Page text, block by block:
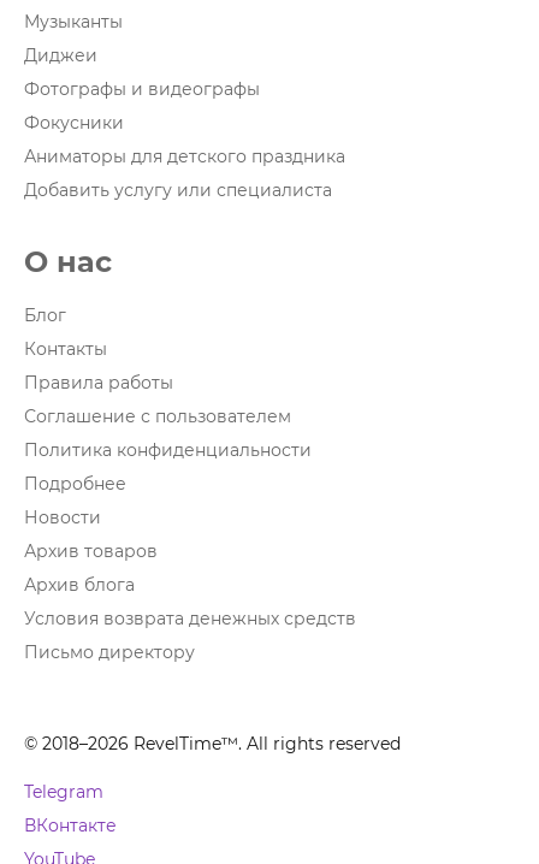
Музыканты
Диджеи
Фотографы и видеографы
Фокусники
Аниматоры для детского праздника
Добавить услугу или специалиста
О нас
Блог
Контакты
Правила работы
Соглашение с пользователем
Политика конфиденциальности
Подробнее
Новости
Архив товаров
Архив блога
Условия возврата денежных средств
Письмо директору
© 2018–2026 RevelTime™. All rights reserved
Telegram
ВКонтакте
YouTube